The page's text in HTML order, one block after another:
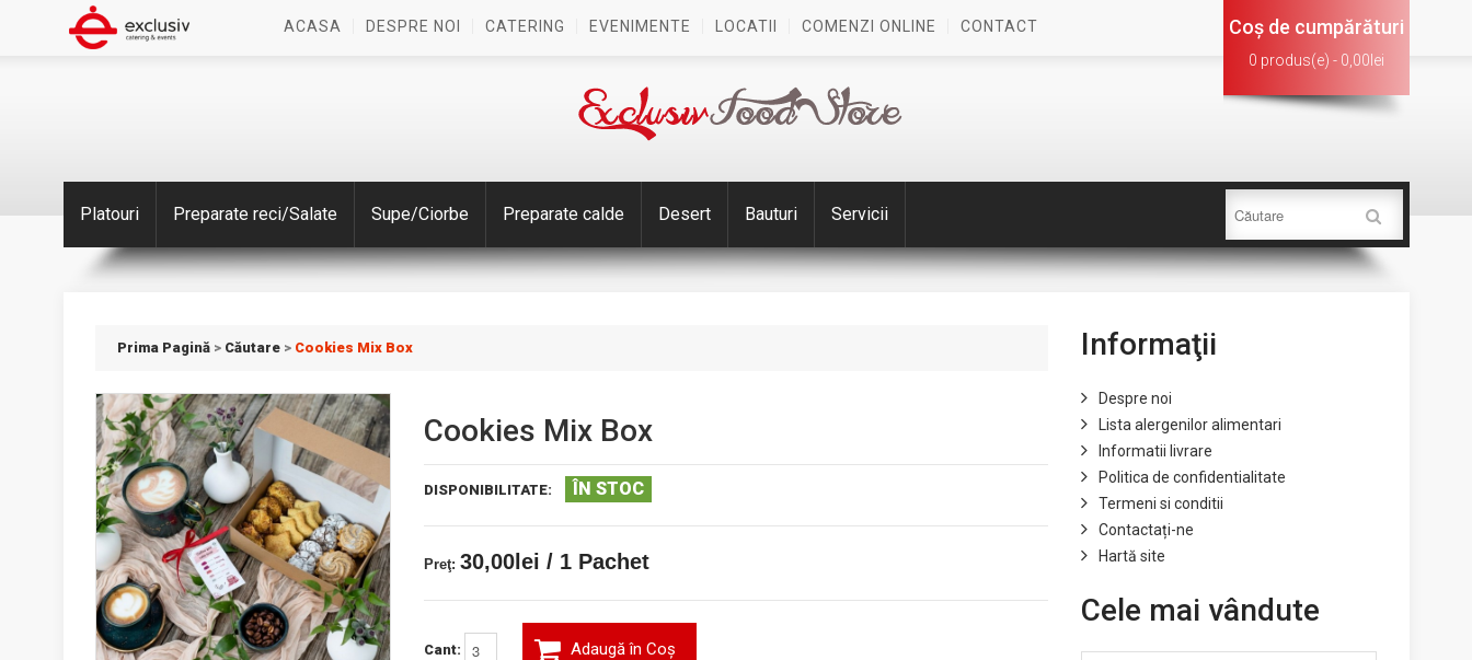
Coş de cumpărături
0 produs(e) - 0,00lei
ACASA DESPRE NOI CATERING EVENIMENTE LOCATII COMENZI ONLINE CONTACT
Platouri Preparate reci/Salate Supe/Ciorbe Preparate calde Desert Bauturi Servicii
Prima Pagină > Căutare > Cookies Mix Box
Cookies Mix Box
DISPONIBILITATE: ÎN STOC
Preţ: 30,00lei / 1 Pachet
Cant: Adaugă în Coş
Informaţii
Despre noi
Lista alergenilor alimentari
Informatii livrare
Politica de confidentialitate
Termeni si conditii
Contactați-ne
Hartă site
Cele mai vândute